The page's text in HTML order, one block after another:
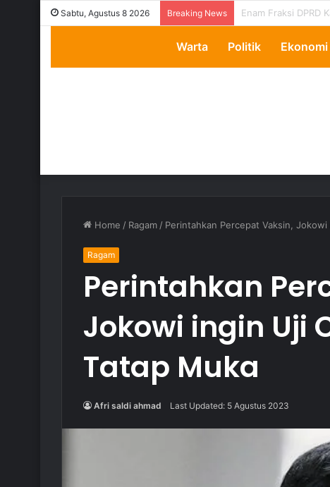
Sabtu, Agustus 8 2026 Breaking News Transparansi
Warta Politik Ekonomi
Home / Ragam / Perintahkan Percepat Vaksin,
Ragam
Perintahkan
Jokowi ingin Uji
Tatap Muka
Afri saldi ahmad Last Updated: 5 Agustus 2023